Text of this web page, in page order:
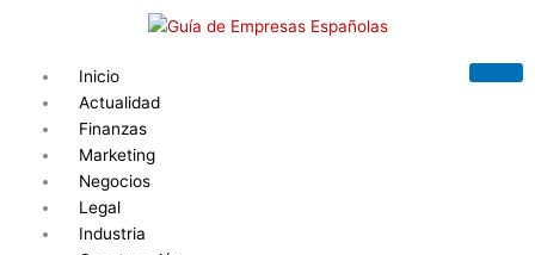
Inicio
Actualidad
Finanzas
Marketing
Negocios
Legal
Industria